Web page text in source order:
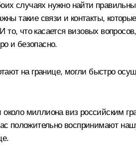
случаях нужно найти
такие связи и контакты,
то, что касается визовых
и безопасно.
на границе, могли быстро
миллиона виз российским
положительно воспринимают